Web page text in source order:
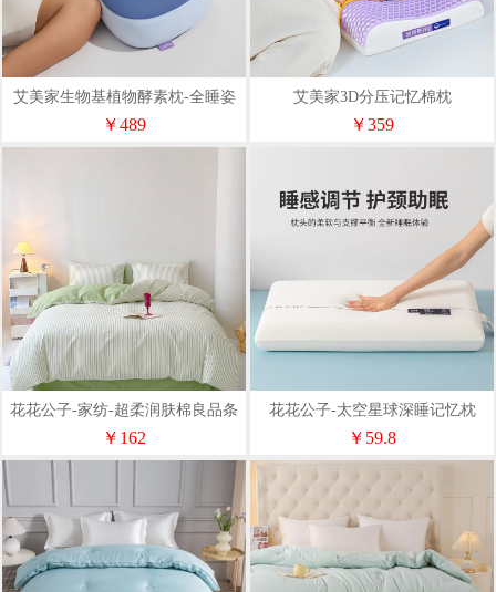
艾美家生物基植物酵素枕-全睡姿
￥489
艾美家3D分压记忆棉枕
￥359
花花公子-家纺-超柔润肤棉良品条
纹四件套
￥162
花花公子-太空星球深睡记忆枕
40*70*8cm/只
￥59.8